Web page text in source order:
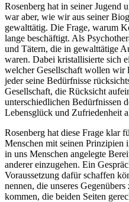
Rosenberg hat in seiner Jugend
war aber, wie wir aus seiner
gewalttätig. Die Frage, warum
lange beschäftigt. Als
und Tätern, die in gewalttätige
waren. Dabei kristallisierte sich
welcher Gesellschaft wollen wir
jeder seine Bedürfnisse
Gesellschaft, die Rücksicht
unterschiedlichen Bedürfnissen
Lebensglück und Zufriedenheit
Rosenberg hat diese Frage klar
Menschen mit seinen Prinzipien
in uns Menschen angelegte
anderer einzugehen. Ein
Voraussetzung dafür schaffen
nennen, die unseres
kommen, die beiden Seiten